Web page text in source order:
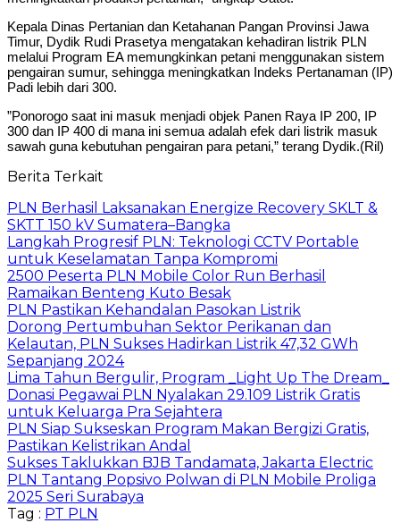
Kepala Dinas Pertanian dan Ketahanan Pangan Provinsi Jawa
Timur, Dydik Rudi Prasetya mengatakan kehadiran listrik PLN
melalui Program EA memungkinkan petani menggunakan sistem
pengairan sumur, sehingga meningkatkan Indeks Pertanaman (IP)
Padi lebih dari 300.
”Ponorogo saat ini masuk menjadi objek Panen Raya IP 200, IP
300 dan IP 400 di mana ini semua adalah efek dari listrik masuk
sawah guna kebutuhan pengairan para petani,” terang Dydik.(Ril)
Berita Terkait
PLN Berhasil Laksanakan Energize Recovery SKLT &
SKTT 150 kV Sumatera–Bangka
Langkah Progresif PLN: Teknologi CCTV Portable
untuk Keselamatan Tanpa Kompromi
2500 Peserta PLN Mobile Color Run Berhasil
Ramaikan Benteng Kuto Besak
PLN Pastikan Kehandalan Pasokan Listrik
Dorong Pertumbuhan Sektor Perikanan dan
Kelautan, PLN Sukses Hadirkan Listrik 47,32 GWh
Sepanjang 2024
Lima Tahun Bergulir, Program _Light Up The Dream_
Donasi Pegawai PLN Nyalakan 29.109 Listrik Gratis
untuk Keluarga Pra Sejahtera
PLN Siap Sukseskan Program Makan Bergizi Gratis,
Pastikan Kelistrikan Andal
Sukses Taklukkan BJB Tandamata, Jakarta Electric
PLN Tantang Popsivo Polwan di PLN Mobile Proliga
2025 Seri Surabaya
Tag : PT PLN